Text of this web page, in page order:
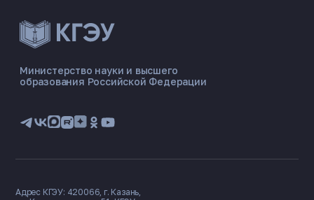
ЭНЕРГОКОД — ПОМОЩНИК КГЭУ
📋 Приёмная комиссия
🏠 Общежитие
Министерство науки и высшего
образования Российской Федерации
Адрес КГЭУ: 420066, г. Казань,